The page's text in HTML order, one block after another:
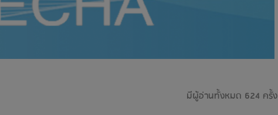
มีผู้อ่านทั้งหมด 624 ครั้ง